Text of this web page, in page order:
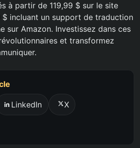
à partir de 119,99 $ sur le site
incluant un support de traduction
sur Amazon. Investissez dans ces
et transformez
LinkedIn X